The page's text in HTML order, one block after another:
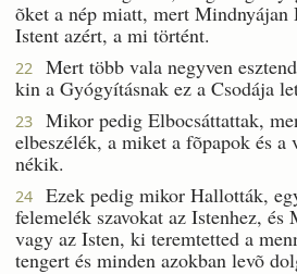
õket a nép miatt, mert
Istent azért, a mi történt.
22
Mert több vala negyven
kin a Gyógyításnak ez a Csodája
23
Mikor pedig Elbocsáttattak,
elbeszélék, a miket a fõpapok és a
nékik.
24
Ezek pedig mikor Hallották,
felemelék szavokat az Istenhez,
vagy az Isten, ki teremtetted a
tengert és minden azokban levõ